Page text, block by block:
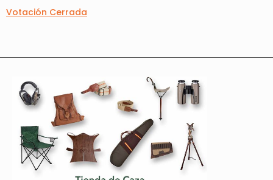
Votación Cerrada